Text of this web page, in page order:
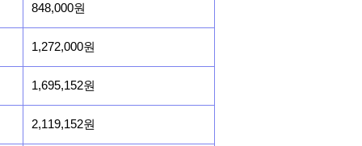
848,000원
1,272,000원
1,695,152원
2,119,152원